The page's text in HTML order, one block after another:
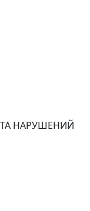
НАРУШЕНИЙ